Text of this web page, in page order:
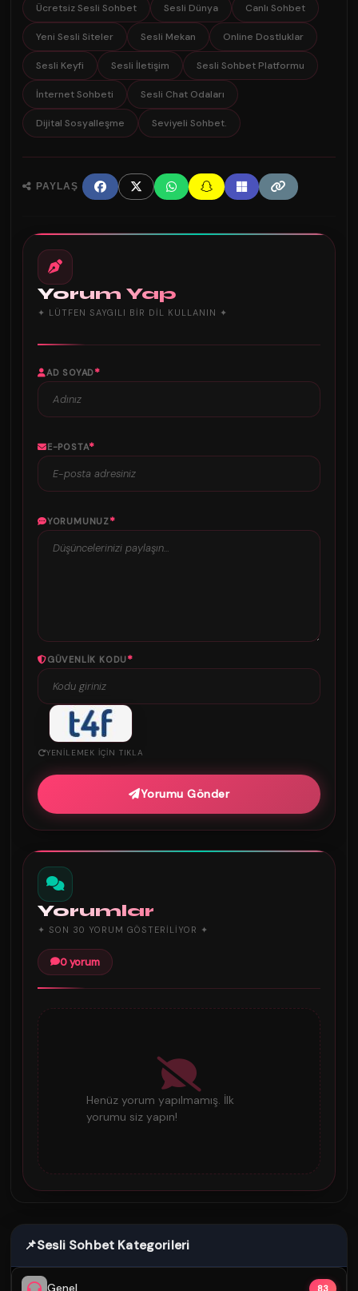
Ücretsiz Sesli Sohbet Sesli Dünya Canlı Sohbet
Yeni Sesli Siteler Sesli Mekan Online Dostluklar
Sesli Keyfi Sesli İletişim Sesli Sohbet Platformu
İnternet Sohbeti Sesli Chat Odaları
Dijital Sosyalleşme Seviyeli Sohbet.
PAYLAŞ
Yorum Yap
✦ LÜTFEN SAYGILI BIR DIL KULLANIN ✦
AD SOYAD*
E-POSTA*
YORUMUNUZ*
GÜVENLIK KODU*
YENILEMEK IÇIN TIKLA
Yorumu Gönder
Yorumlar
✦ SON 30 YORUM GÖSTERILIYOR ✦
0 yorum
Henüz yorum yapılmamış. İlk
yorumu siz yapın!
📌Sesli Sohbet Kategorileri
Genel 83